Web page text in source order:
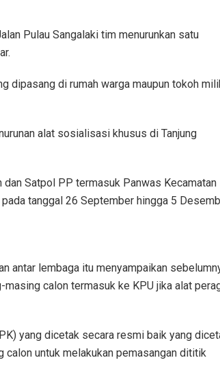
Pulau Sangalaki tim menurunkan satu
dipasang di rumah warga maupun tokoh
alat sosialisasi khusus di Tanjung
Satpol PP termasuk Panwas Kecamatan
tanggal 26 September hingga 5
antar lembaga itu menyampaikan
calon termasuk ke KPU jika alat
yang dicetak secara resmi baik yang
calon untuk melakukan pemasangan dititik